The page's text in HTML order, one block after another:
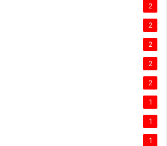
2
2
2
2
2
1
1
1